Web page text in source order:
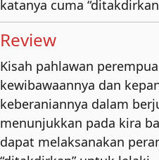
katanya cuma
Review
Kisah pahlawan
kewibawaannya dan
keberaniannya dalam
menunjukkan pada kira
dapat melaksanakan